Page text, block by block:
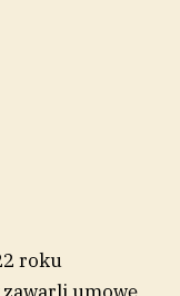
roku